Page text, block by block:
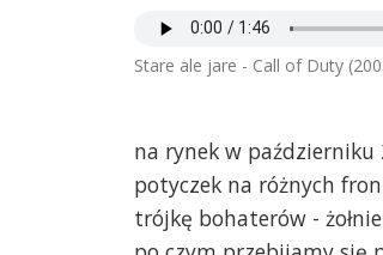
Stare ale jare - Call of Duty
na rynek w październiku
potyczek na różnych
trójkę bohaterów -